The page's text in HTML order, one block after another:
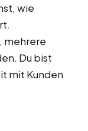
wie
mehrere
Du bist
mit Kunden